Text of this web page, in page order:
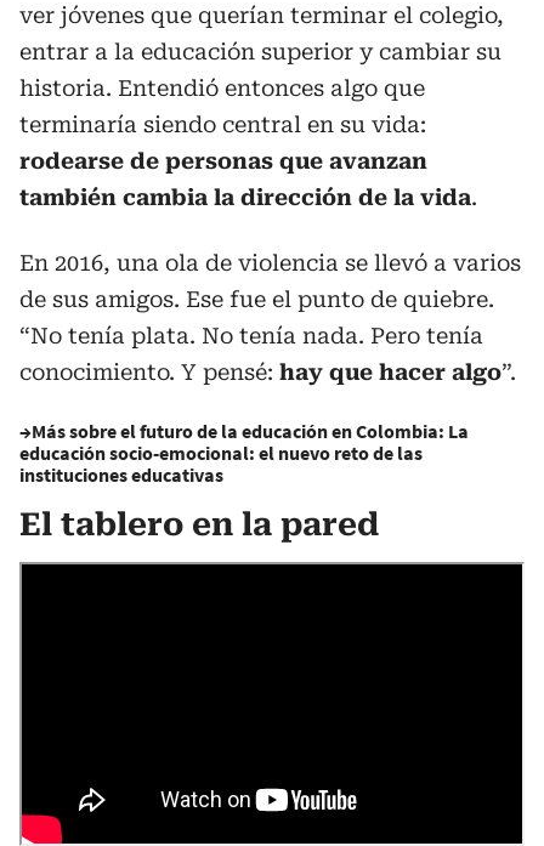
ver jóvenes que querían terminar el colegio,
entrar a la educación superior y cambiar su
historia. Entendió entonces algo que
terminaría siendo central en su vida:
rodearse de personas que avanzan
también cambia la dirección de la vida.
En 2016, una ola de violencia se llevó a varios
de sus amigos. Ese fue el punto de quiebre.
“No tenía plata. No tenía nada. Pero tenía
conocimiento. Y pensé: hay que hacer algo”.
→Más sobre el futuro de la educación en Colombia: La
educación socio-emocional: el nuevo reto de las
instituciones educativas
El tablero en la pared